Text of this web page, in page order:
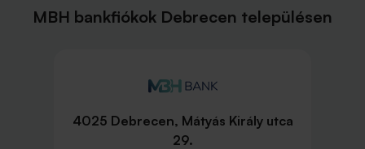
MBH bankfiókok Debrecen településen
4025 Debrecen, Mátyás Király utca
29.